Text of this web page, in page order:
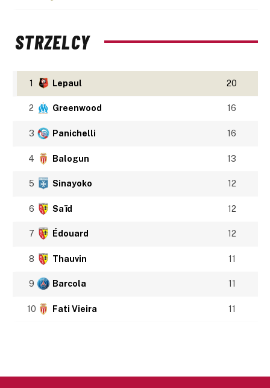
STRZELCY
1 Lepaul 20
2 Greenwood 16
3 Panichelli 16
4 Balogun 13
5 Sinayoko 12
6 Saïd 12
7 Édouard 12
8 Thauvin 11
9 Barcola 11
10 Fati Vieira 11